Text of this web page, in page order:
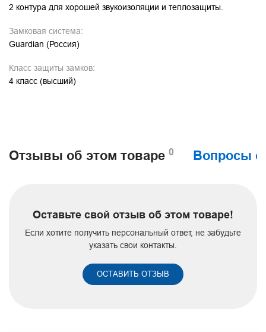
2 контура для хорошей звукоизоляции и теплозащиты.
Замковая система:
Guardian (Россия)
Класс защиты замков:
4 класс (высший)
Отзывы об этом товаре 0 Вопросы
Оставьте свой отзыв об этом товаре!
Если хотите получить персональный ответ, не забудьте
указать свои контакты.
ОСТАВИТЬ ОТЗЫВ